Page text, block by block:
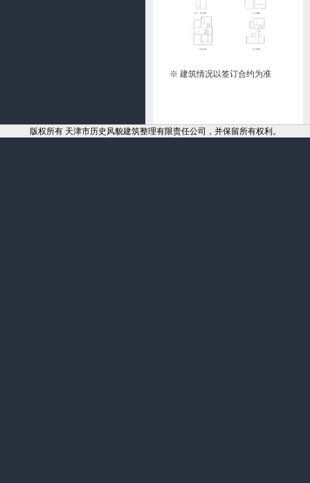
※ 建筑情况以签订合约为准
版权所有 天津市历史风貌建筑整理有限责任公司，并保留所有权利。